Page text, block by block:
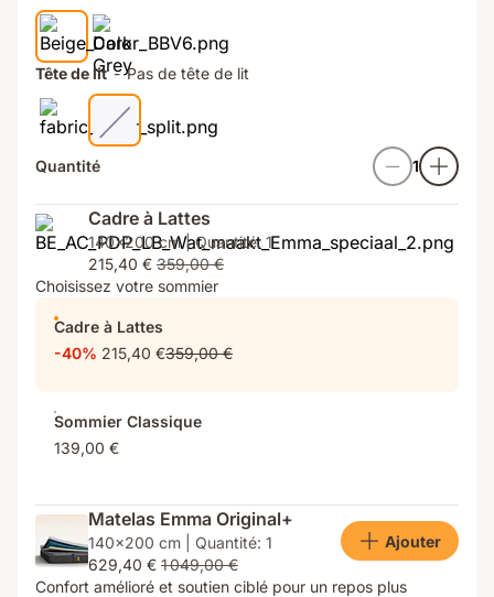
Tête de lit - Pas de tête de lit
Quantité 1
Cadre à Lattes
140x200 cm | Quantité: 1
215,40 € 359,00 €
Choisissez votre sommier
Cadre à Lattes
-40% 215,40 €359,00 €
Sommier Classique
139,00 €
Matelas Emma Original+
140x200 cm | Quantité: 1
629,40 € 1 049,00 €
Ajouter
Confort amélioré et soutien ciblé pour un repos plus